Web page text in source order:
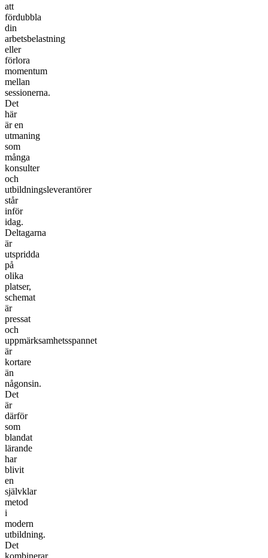
att
fördubbla
din
arbetsbelastning
eller
förlora
momentum
mellan
sessionerna.
Det
här
är en
utmaning
som
många
konsulter
och
utbildningsleverantörer
står
inför
idag.
Deltagarna
är
utspridda
på
olika
platser,
schemat
är
pressat
och
uppmärksamhetsspannet
är
kortare
än
någonsin.
Det
är
därför
som
blandat
lärande
har
blivit
en
självklar
metod
i
modern
utbildning.
Det
kombinerar